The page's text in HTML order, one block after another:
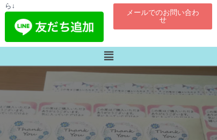
ら↓
メールでのお問い合わ
せ